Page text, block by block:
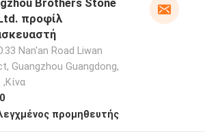
Brothers Stone
προφίλ
Nan'an Road Liwan
Guangzhou Guangdong,
,Κίνα
προμηθευτής